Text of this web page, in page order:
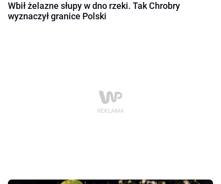
Wbił żelazne słupy w dno rzeki. Tak Chrobry
wyznaczył granice Polski